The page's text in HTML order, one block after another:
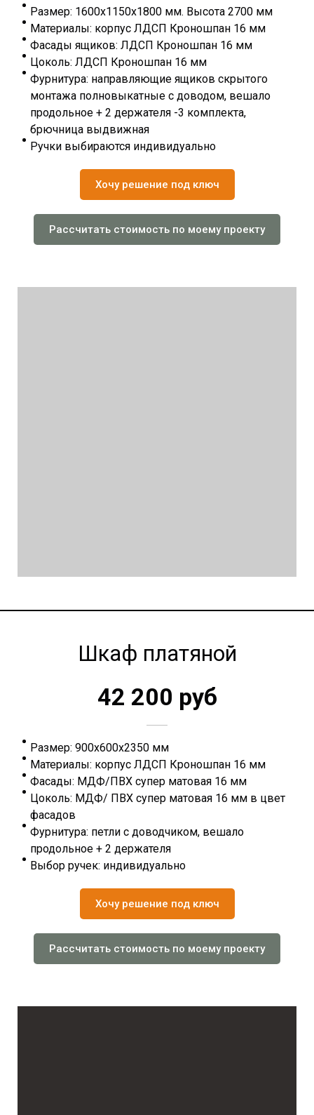
Размер: 1600х1150х1800 мм. Высота 2700 мм
Материалы: корпус ЛДСП Кроношпан 16 мм
Фасады ящиков: ЛДСП Кроношпан 16 мм
Цоколь: ЛДСП Кроношпан 16 мм
Фурнитура: направляющие ящиков скрытого
монтажа полновыкатные с доводом, вешало
продольное + 2 держателя -3 комплекта,
брючница выдвижная
Ручки выбираются индивидуально
Хочу решение под ключ
Рассчитать стоимость по моему проекту
Шкаф платяной
42 200 руб
Размер: 900х600х2350 мм
Материалы: корпус ЛДСП Кроношпан 16 мм
Фасады: МДФ/ПВХ супер матовая 16 мм
Цоколь: МДФ/ ПВХ супер матовая 16 мм в цвет
фасадов
Фурнитура: петли с доводчиком, вешало
продольное + 2 держателя
Выбор ручек: индивидуально
Хочу решение под ключ
Рассчитать стоимость по моему проекту